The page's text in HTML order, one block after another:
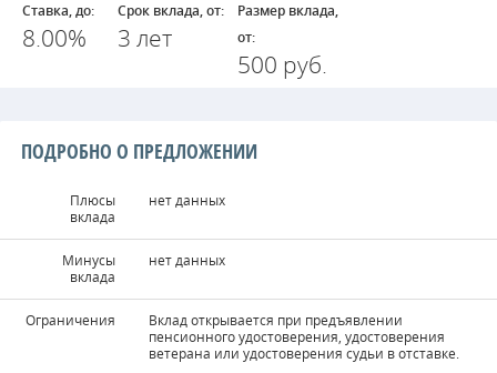
Ставка, до:
8.00%
Срок вклада, от:
3 лет
Размер вклада,
от:
500 руб.
ПОДРОБНО О ПРЕДЛОЖЕНИИ
Плюсы
вклада
нет данных
Минусы
вклада
нет данных
Ограничения
Вклад открывается при предъявлении
пенсионного удостоверения, удостоверения
ветерана или удостоверения судьи в отставке.